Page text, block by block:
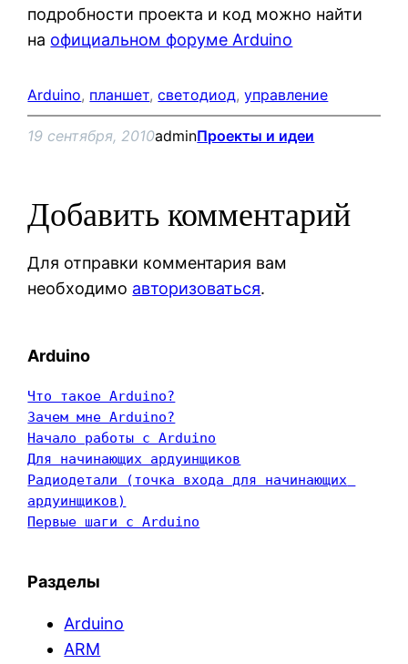
подробности проекта и код можно найти
на официальном форуме Arduino
Arduino, планшет, светодиод, управление
19 сентября, 2010adminПроекты и идеи
Добавить комментарий
Для отправки комментария вам
необходимо авторизоваться.
Arduino
Что такое Arduino?
Зачем мне Arduino?
Начало работы с Arduino
Для начинающих ардуинщиков
Радиодетали (точка входа для начинающих
ардуинщиков)
Первые шаги с Arduino
Разделы
Arduino
ARM